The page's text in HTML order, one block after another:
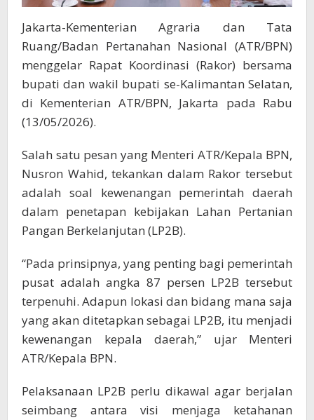
Jakarta-Kementerian Agraria dan Tata
Ruang/Badan Pertanahan Nasional (ATR/BPN)
menggelar Rapat Koordinasi (Rakor) bersama
bupati dan wakil bupati se-Kalimantan Selatan,
di Kementerian ATR/BPN, Jakarta pada Rabu
(13/05/2026).
Salah satu pesan yang Menteri ATR/Kepala BPN,
Nusron Wahid, tekankan dalam Rakor tersebut
adalah soal kewenangan pemerintah daerah
dalam penetapan kebijakan Lahan Pertanian
Pangan Berkelanjutan (LP2B).
“Pada prinsipnya, yang penting bagi pemerintah
pusat adalah angka 87 persen LP2B tersebut
terpenuhi. Adapun lokasi dan bidang mana saja
yang akan ditetapkan sebagai LP2B, itu menjadi
kewenangan kepala daerah,” ujar Menteri
ATR/Kepala BPN.
Pelaksanaan LP2B perlu dikawal agar berjalan
seimbang antara visi menjaga ketahanan